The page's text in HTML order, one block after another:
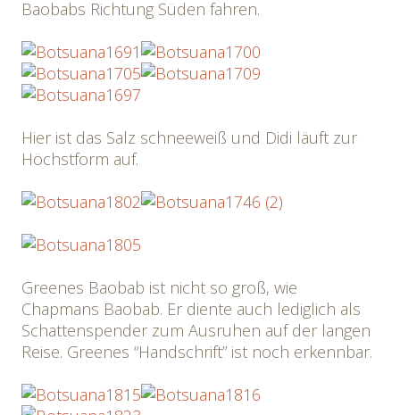
Baobabs Richtung Süden fahren.
Hier ist das Salz schneeweiß und Didi läuft zur
Höchstform auf.
Greenes Baobab ist nicht so groß, wie
Chapmans Baobab. Er diente auch lediglich als
Schattenspender zum Ausruhen auf der langen
Reise. Greenes “Handschrift” ist noch erkennbar.